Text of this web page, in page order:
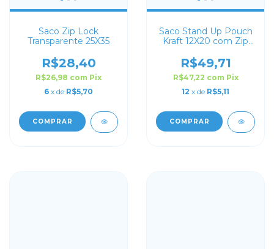
Saco Zip Lock
Transparente 25X35
R$28,40
R$26,98 com Pix
6 x de R$5,70
COMPRAR
Saco Stand Up Pouch
Kraft 12X20 com Zip
R$49,71
R$47,22 com Pix
12 x de R$5,11
COMPRAR